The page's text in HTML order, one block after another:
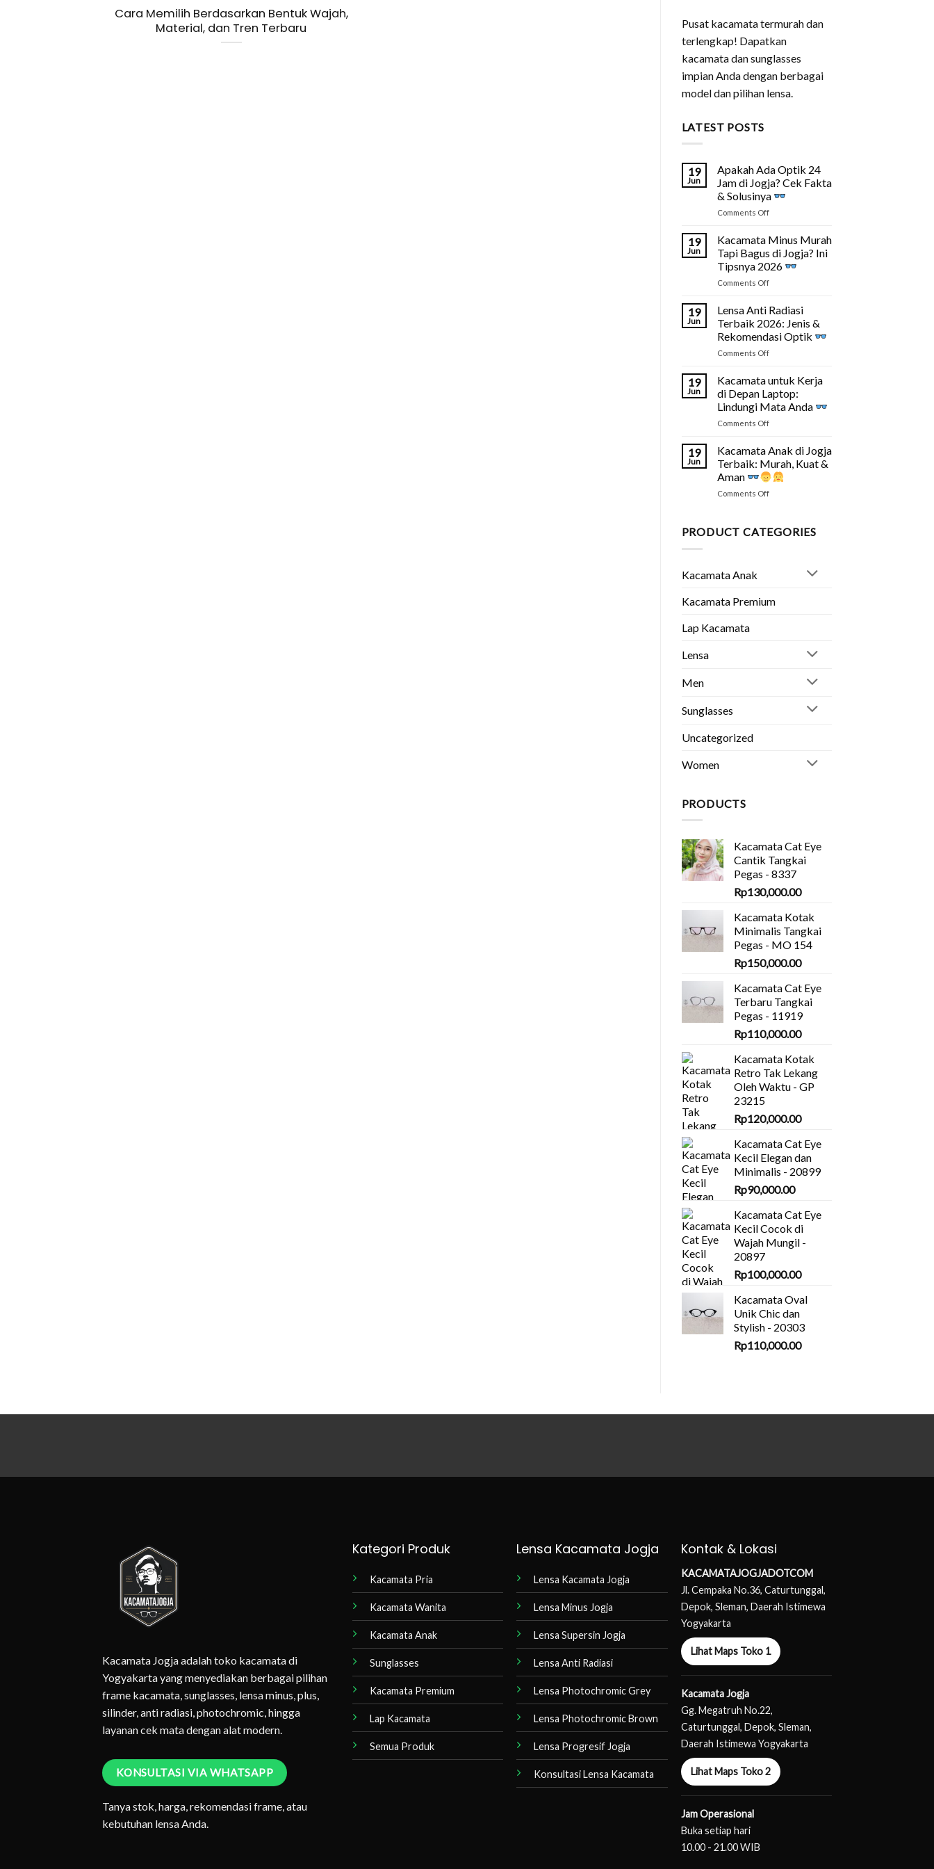
Cara Memilih Berdasarkan Bentuk Wajah,
Material, dan Tren Terbaru
Pusat kacamata termurah dan
terlengkap! Dapatkan
kacamata dan sunglasses
impian Anda dengan berbagai
model dan pilihan lensa.
LATEST POSTS
19
Jun
Apakah Ada Optik 24
Jam di Jogja? Cek Fakta
& Solusinya
Comments Offon
Ada
24
Jam
di
Cek
Fakta
&
Solusinya
19
Jun
Kacamata Minus Murah
Tapi Bagus di Jogja? Ini
Tipsnya 2026
Comments Offon
Minus
Tapi
Bagus
di
Tipsnya
2026
19
Jun
Lensa Anti Radiasi
Terbaik 2026: Jenis &
Rekomendasi Optik
Comments Offon
Anti
Terbaik
2026:
Jenis
Rekomendasi
Optik
19
Jun
Kacamata untuk Kerja
di Depan Laptop:
Lindungi Mata Anda
Comments Offon
untuk
di
Depan
Laptop:
Anda
19
Jun
Kacamata Anak di Jogja
Terbaik: Murah, Kuat &
Aman
Comments Offon
di
Aman
PRODUCT CATEGORIES
Kacamata Anak
Kacamata Premium
Lap Kacamata
Lensa
Men
Sunglasses
Uncategorized
Women
PRODUCTS
Kacamata Cat Eye
Cantik Tangkai
Pegas - 8337
Rp130,000.00
Kacamata Kotak
Minimalis Tangkai
Pegas - MO 154
Rp150,000.00
Kacamata Cat Eye
Terbaru Tangkai
Pegas - 11919
Rp110,000.00
Kacamata Kotak
Retro Tak Lekang
Oleh Waktu - GP
23215
Rp120,000.00
Kacamata Cat Eye
Kecil Elegan dan
Minimalis - 20899
Rp90,000.00
Kacamata Cat Eye
Kecil Cocok di
Wajah Mungil -
20897
Rp100,000.00
Kacamata Oval
Unik Chic dan
Stylish - 20303
Rp110,000.00
Kacamata Jogja adalah toko kacamata di
Yogyakarta yang menyediakan berbagai pilihan
frame kacamata, sunglasses, lensa minus, plus,
silinder, anti radiasi, photochromic, hingga
layanan cek mata dengan alat modern.
KONSULTASI VIA WHATSAPP
Tanya stok, harga, rekomendasi frame, atau
kebutuhan lensa Anda.
Kategori Produk
Kacamata Pria
Kacamata Wanita
Kacamata Anak
Sunglasses
Kacamata Premium
Lap Kacamata
Semua Produk
Lensa Kacamata Jogja
Lensa Kacamata Jogja
Lensa Minus Jogja
Lensa Supersin Jogja
Lensa Anti Radiasi
Lensa Photochromic Grey
Lensa Photochromic Brown
Lensa Progresif Jogja
Konsultasi Lensa Kacamata
Kontak & Lokasi
KACAMATAJOGJADOTCOM
Jl. Cempaka No.36, Caturtunggal,
Depok, Sleman, Daerah Istimewa
Yogyakarta
Lihat Maps Toko 1
Kacamata Jogja
Gg. Megatruh No.22,
Caturtunggal, Depok, Sleman,
Daerah Istimewa Yogyakarta
Lihat Maps Toko 2
Jam Operasional
Buka setiap hari
10.00 - 21.00 WIB